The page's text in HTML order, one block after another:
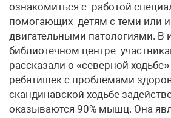
ознакомиться с работой
помогающих детям с теми или
двигательными патологиями. В
библиотечном центре
рассказали о «северной
ребятишек с проблемами
скандинавской ходьбе
оказываются 90% мышц. Она